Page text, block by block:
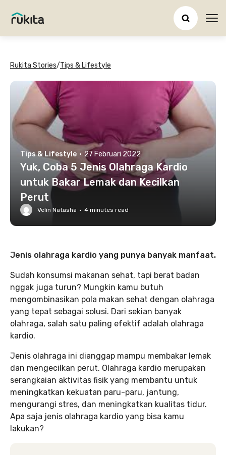
Rukita Stories/Tips & Lifestyle
Tips & Lifestyle · 27 Februari 2022
Yuk, Coba 5 Jenis Olahraga Kardio
untuk Bakar Lemak dan Kecilkan
Perut
Velin Natasha · 4 minutes read
Jenis olahraga kardio yang punya banyak manfaat.
Sudah konsumsi makanan sehat, tapi berat badan
nggak juga turun? Mungkin kamu butuh
mengombinasikan pola makan sehat dengan olahraga
yang tepat sebagai solusi. Dari sekian banyak
olahraga, salah satu paling efektif adalah olahraga
kardio.
Jenis olahraga ini dianggap mampu membakar lemak
dan mengecilkan perut. Olahraga kardio merupakan
serangkaian aktivitas fisik yang membantu untuk
meningkatkan kekuatan paru-paru, jantung,
mengurangi stres, dan meningkatkan kualitas tidur.
Apa saja jenis olahraga kardio yang bisa kamu
lakukan?